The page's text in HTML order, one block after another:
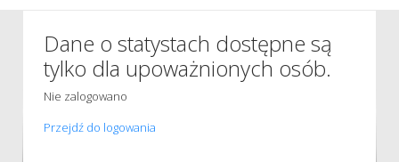
Dane o statystach dostępne są
tylko dla upoważnionych osób.
Nie zalogowano
Przejdź do logowania